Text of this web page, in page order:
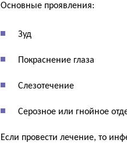
Основные проявления:
Зуд
Покраснение глаза
Слезотечение
Серозное или гнойное
Если провести лечение, то